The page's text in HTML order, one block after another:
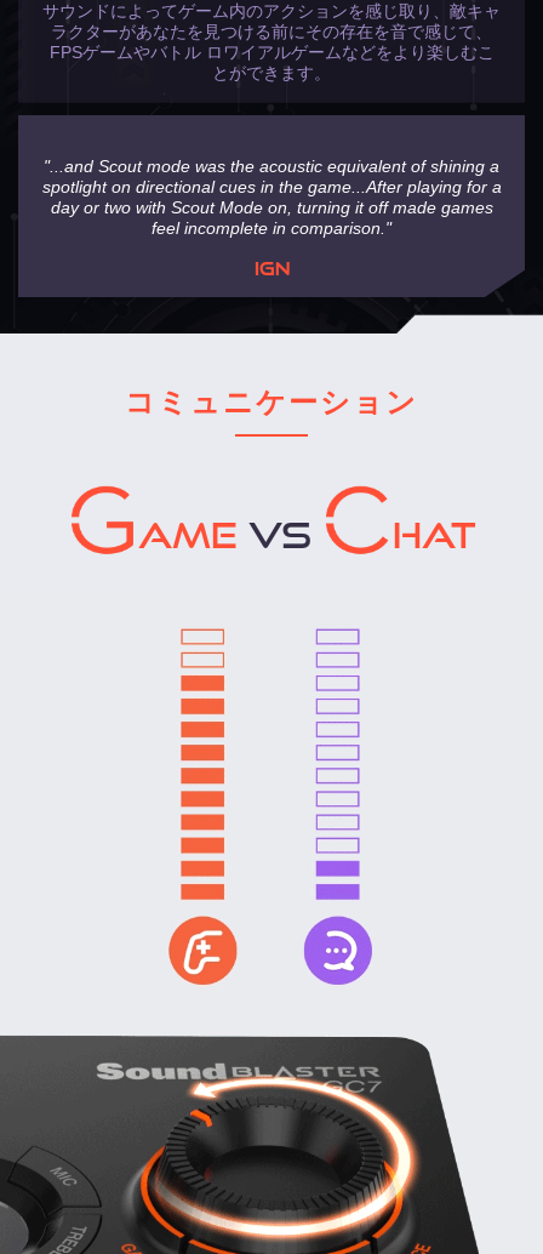
これで完了です！ Sound Blaster GC7でSuper
楽しみ頂けます。
サウンドによってゲーム内のアクションを感じ取り、敵キャ
ラクターがあなたを見つける前にその存在を音で感じて、
FPSゲームやバトル ロワイアルゲームなどをより楽しむこ
とができます。
"...and Scout mode was the acoustic equivalent of shining a
spotlight on directional cues in the game...After playing for a
day or two with Scout Mode on, turning it off made games
feel incomplete in comparison."
IGN
コミュニケーション
AME VS HAT